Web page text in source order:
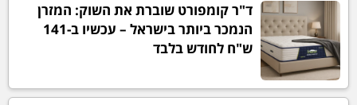
ד"ר קומפורט שוברת את השוק: המזרן
הנמכר ביותר בישראל – עכשיו ב-141
ש"ח לחודש בלבד